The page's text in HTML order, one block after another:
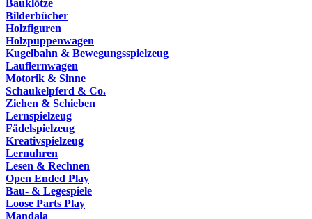
Bauklötze
Bilderbücher
Holzfiguren
Holzpuppenwagen
Kugelbahn & Bewegungsspielzeug
Lauflernwagen
Motorik & Sinne
Schaukelpferd & Co.
Ziehen & Schieben
Lernspielzeug
Fädelspielzeug
Kreativspielzeug
Lernuhren
Lesen & Rechnen
Open Ended Play
Bau- & Legespiele
Loose Parts Play
Mandala